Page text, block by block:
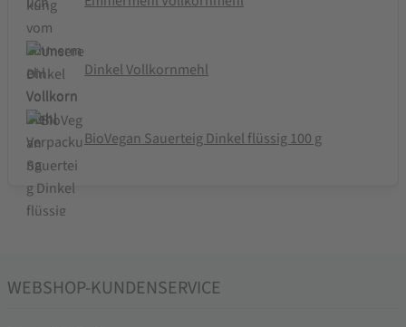
Dinkel Vollkornmehl
BioVegan Sauerteig Dinkel flüssig 100 g
WEBSHOP-KUNDENSERVICE